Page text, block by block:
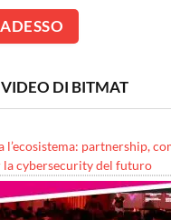
DI BITMAT
partnership,
la cybersecurity del futuro